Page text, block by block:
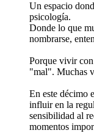
Un espacio
psicología.
Donde lo que
nombrarse,
Porque vivir
"mal". Muchas
En este décimo
influir en la
sensibilidad al
momentos